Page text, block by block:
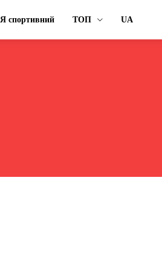
Я спортивний ТОП UA